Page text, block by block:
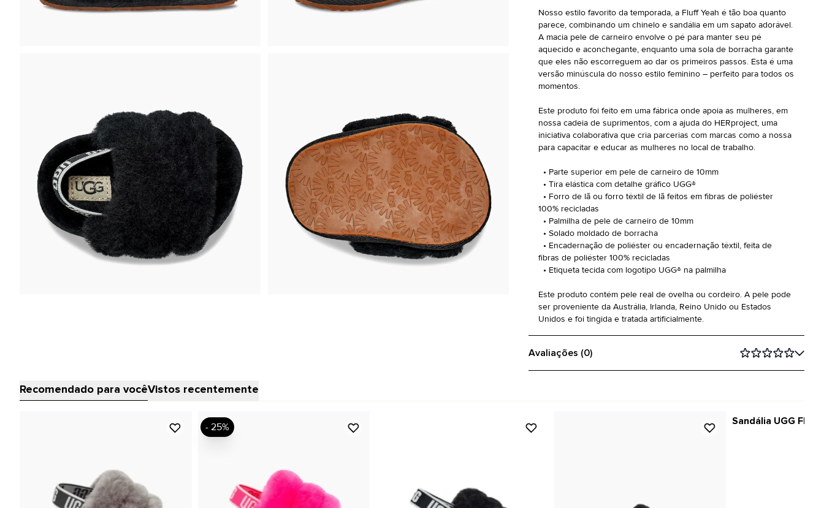
Nosso estilo favorito da temporada, a Fluff Yeah é tão boa quanto
parece, combinando um chinelo e sandália em um sapato adorável.
A macia pele de carneiro envolve o pé para manter seu pé
aquecido e aconchegante, enquanto uma sola de borracha garante
que eles não escorreguem ao dar os primeiros passos. Esta é uma
versão minúscula do nosso estilo feminino – perfeito para todos os
momentos.
Este produto foi feito em uma fábrica onde apoia as mulheres, em
nossa cadeia de suprimentos, com a ajuda do HERproject, uma
iniciativa colaborativa que cria parcerias com marcas como a nossa
para capacitar e educar as mulheres no local de trabalho.
• Parte superior em pele de carneiro de 10mm
• Tira elástica com detalhe gráfico UGG®
• Forro de lã ou forro têxtil de lã feitos em fibras de poliéster
100% recicladas
• Palmilha de pele de carneiro de 10mm
• Solado moldado de borracha
• Encadernação de poliéster ou encadernação têxtil, feita de
fibras de poliéster 100% recicladas
• Etiqueta tecida com logotipo UGG® na palmilha
Este produto contém pele real de ovelha ou cordeiro. A pele pode
ser proveniente da Austrália, Irlanda, Reino Unido ou Estados
Unidos e foi tingida e tratada artificialmente.
Avaliações (0)
Recomendado para vocêVistos recentemente
- 25% Sandália UGG Fluff